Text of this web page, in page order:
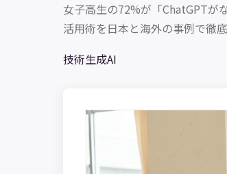
女子高生の72%が「ChatGPTが
活用術を日本と海外の事例で徹底
技術生成AI